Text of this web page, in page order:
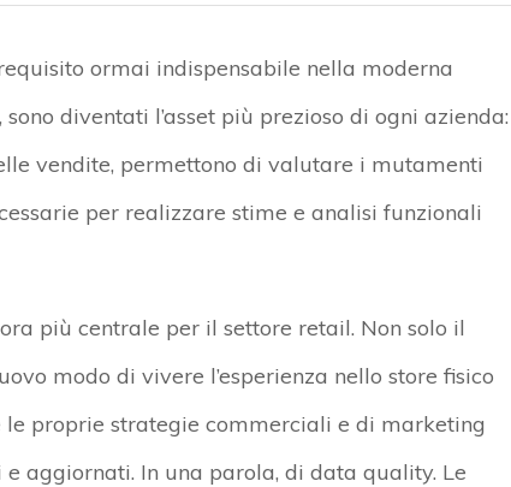
ormai indispensabile nella moderna
diventati l’asset più prezioso di ogni azienda:
vendite, permettono di valutare i mutamenti
per realizzare stime e analisi funzionali
più centrale per il settore retail. Non solo il
modo di vivere l’esperienza nello store fisico
proprie strategie commerciali e di marketing
aggiornati. In una parola, di data quality. Le